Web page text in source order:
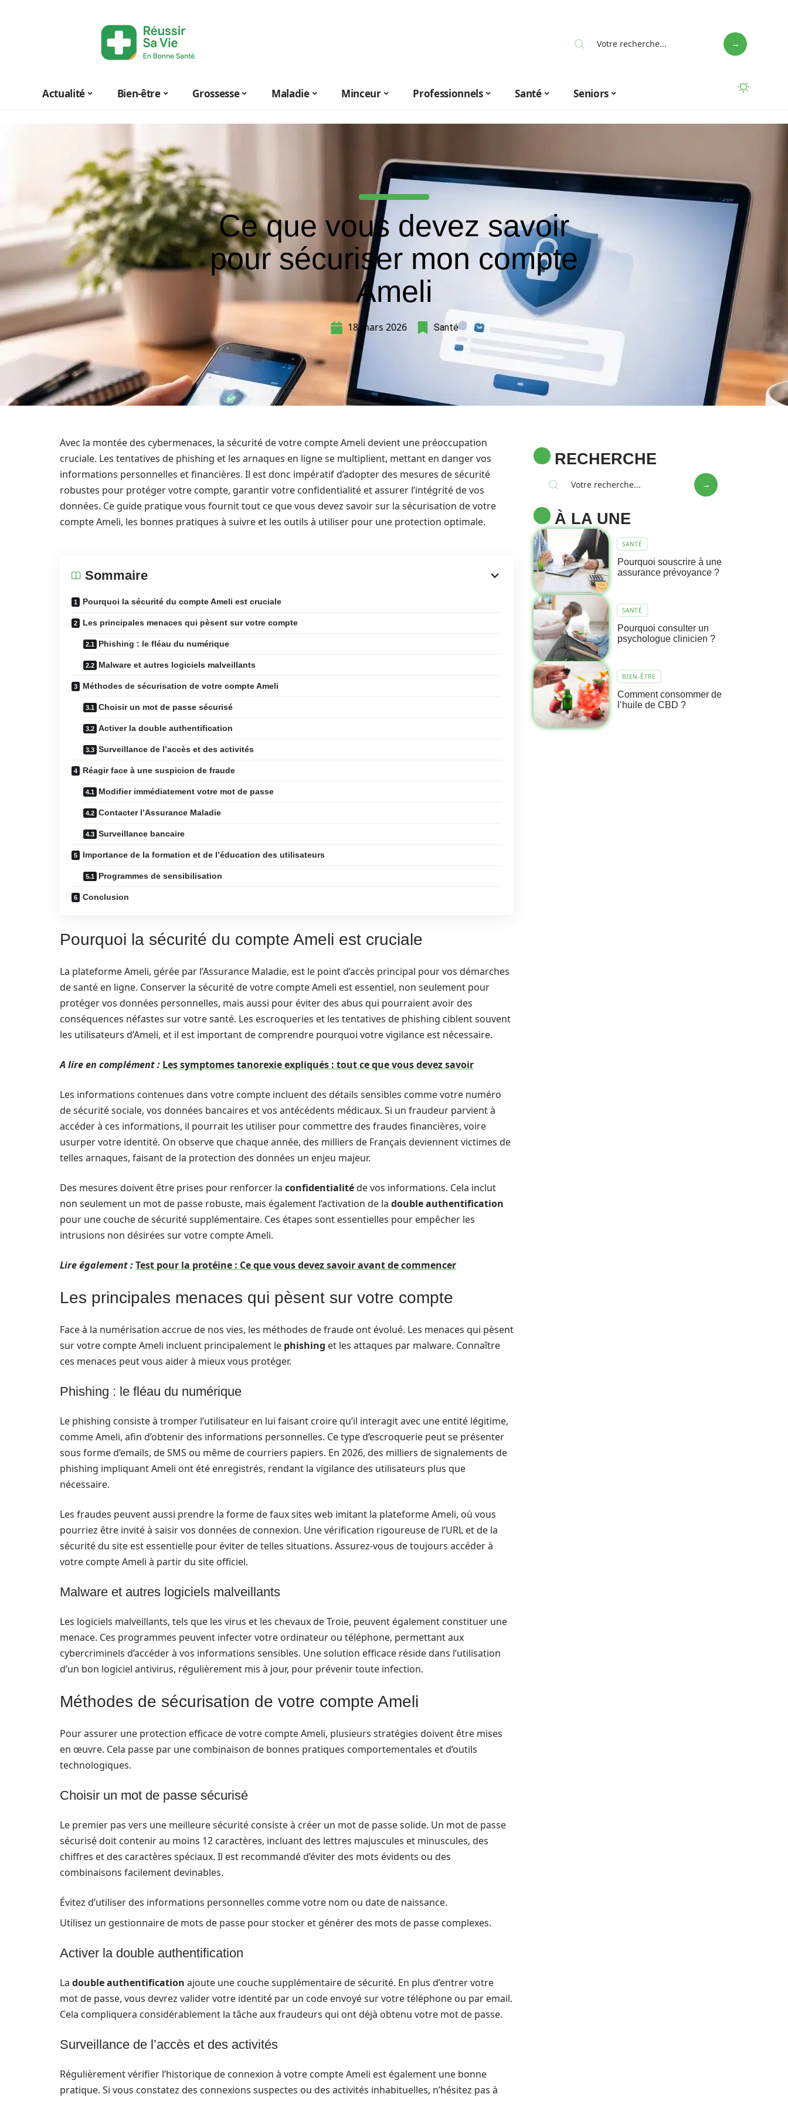
Actualité Bien-être Grossesse Maladie Minceur Professionnels Santé Seniors
Ce que vous devez savoir
pour sécuriser mon compte
Ameli
18 mars 2026 Santé
Avec la montée des cybermenaces, la sécurité de votre compte Ameli devient une préoccupation
cruciale. Les tentatives de phishing et les arnaques en ligne se multiplient, mettant en danger vos
informations personnelles et financières. Il est donc impératif d’adopter des mesures de sécurité
robustes pour protéger votre compte, garantir votre confidentialité et assurer l’intégrité de vos
données. Ce guide pratique vous fournit tout ce que vous devez savoir sur la sécurisation de votre
compte Ameli, les bonnes pratiques à suivre et les outils à utiliser pour une protection optimale.
Sommaire
Pourquoi la sécurité du compte Ameli est cruciale
Les principales menaces qui pèsent sur votre compte
Phishing : le fléau du numérique
Malware et autres logiciels malveillants
Méthodes de sécurisation de votre compte Ameli
Choisir un mot de passe sécurisé
Activer la double authentification
Surveillance de l’accès et des activités
Réagir face à une suspicion de fraude
Modifier immédiatement votre mot de passe
Contacter l’Assurance Maladie
Surveillance bancaire
Importance de la formation et de l’éducation des utilisateurs
Programmes de sensibilisation
Conclusion
Pourquoi la sécurité du compte Ameli est cruciale
La plateforme Ameli, gérée par l’Assurance Maladie, est le point d’accès principal pour vos démarches
de santé en ligne. Conserver la sécurité de votre compte Ameli est essentiel, non seulement pour
protéger vos données personnelles, mais aussi pour éviter des abus qui pourraient avoir des
conséquences néfastes sur votre santé. Les escroqueries et les tentatives de phishing ciblent souvent
les utilisateurs d’Ameli, et il est important de comprendre pourquoi votre vigilance est nécessaire.
A lire en complément : Les symptomes tanorexie expliqués : tout ce que vous devez savoir
Les informations contenues dans votre compte incluent des détails sensibles comme votre numéro
de sécurité sociale, vos données bancaires et vos antécédents médicaux. Si un fraudeur parvient à
accéder à ces informations, il pourrait les utiliser pour commettre des fraudes financières, voire
usurper votre identité. On observe que chaque année, des milliers de Français deviennent victimes de
telles arnaques, faisant de la protection des données un enjeu majeur.
Des mesures doivent être prises pour renforcer la confidentialitéde vos informations. Cela inclut
non seulement un mot de passe robuste, mais également l’activation de la double authentification
pour une couche de sécurité supplémentaire. Ces étapes sont essentielles pour empêcher les
intrusions non désirées sur votre compte Ameli.
Lire également :Test pour la protéine : Ce que vous devez savoir avant de commencer
Les principales menaces qui pèsent sur votre compte
Face à la numérisation accrue de nos vies, les méthodes de fraude ont évolué. Les menaces qui pèsent
sur votre compte Ameli incluent principalement le phishing et les attaques par malware. Connaître
ces menaces peut vous aider à mieux vous protéger.
Phishing : le fléau du numérique
Le phishing consiste à tromper l’utilisateur en lui faisant croire qu’il interagit avec une entité légitime,
comme Ameli, afin d’obtenir des informations personnelles. Ce type d’escroquerie peut se présenter
sous forme d’emails, de SMS ou même de courriers papiers. En 2026, des milliers de signalements de
phishing impliquant Ameli ont été enregistrés, rendant la vigilance des utilisateurs plus que
nécessaire.
Les fraudes peuvent aussi prendre la forme de faux sites web imitant la plateforme Ameli, où vous
pourriez être invité à saisir vos données de connexion. Une vérification rigoureuse de l’URL et de la
sécurité du site est essentielle pour éviter de telles situations. Assurez-vous de toujours accéder à
votre compte Ameli à partir du site officiel.
Malware et autres logiciels malveillants
Les logiciels malveillants, tels que les virus et les chevaux de Troie, peuvent également constituer une
menace. Ces programmes peuvent infecter votre ordinateur ou téléphone, permettant aux
cybercriminels d’accéder à vos informations sensibles. Une solution efficace réside dans l’utilisation
d’un bon logiciel antivirus, régulièrement mis à jour, pour prévenir toute infection.
Méthodes de sécurisation de votre compte Ameli
Pour assurer une protection efficace de votre compte Ameli, plusieurs stratégies doivent être mises
en œuvre. Cela passe par une combinaison de bonnes pratiques comportementales et d’outils
technologiques.
Choisir un mot de passe sécurisé
Le premier pas vers une meilleure sécurité consiste à créer un mot de passe solide. Un mot de passe
sécurisé doit contenir au moins 12 caractères, incluant des lettres majuscules et minuscules, des
chiffres et des caractères spéciaux. Il est recommandé d’éviter des mots évidents ou des
combinaisons facilement devinables.
Évitez d’utiliser des informations personnelles comme votre nom ou date de naissance.
Utilisez un gestionnaire de mots de passe pour stocker et générer des mots de passe complexes.
Activer la double authentification
La double authentification ajoute une couche supplémentaire de sécurité. En plus d’entrer votre
mot de passe, vous devrez valider votre identité par un code envoyé sur votre téléphone ou par email.
Cela compliquera considérablement la tâche aux fraudeurs qui ont déjà obtenu votre mot de passe.
Surveillance de l’accès et des activités
Régulièrement vérifier l’historique de connexion à votre compte Ameli est également une bonne
pratique. Si vous constatez des connexions suspectes ou des activités inhabituelles, n’hésitez pas à
RECHERCHE
À LA UNE
SANTÉ
Pourquoi souscrire à une
assurance prévoyance ?
SANTÉ
Pourquoi consulter un
psychologue clinicien ?
BIEN-ÊTRE
Comment consommer de
l’huile de CBD ?